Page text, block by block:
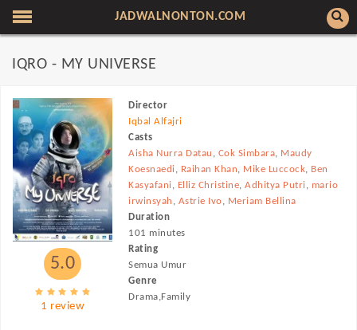
JADWALNONTON.COM
IQRO - MY UNIVERSE
5.0
1 review
Director
Iqbal Alfajri
Casts
Aisha Nurra Datau , Cok Simbara, Maudy
Koesnaedi, Raihan Khan, Mike Luccock, Ben
Kasyafani, Elliz Christine,Adhitya Putri, mario
irwinsyah , Astrie Ivo, Meriam Bellina
Duration
101 minutes
Rating
Semua Umur
Genre
Drama,Family